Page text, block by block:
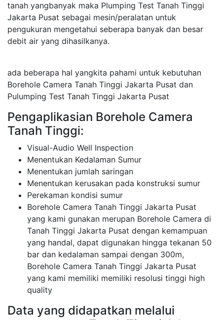
tanah yangbanyak maka Plumping Test Tanah Tinggi
Jakarta Pusat sebagai mesin/peralatan untuk
pengukuran mengetahui seberapa banyak dan besar
debit air yang dihasilkanya.
ada beberapa hal yangkita pahami untuk kebutuhan
Borehole Camera Tanah Tinggi Jakarta Pusat dan
Pulumping Test Tanah Tinggi Jakarta Pusat
Pengaplikasian Borehole Camera
Tanah Tinggi:
Visual-Audio Well Inspection
Menentukan Kedalaman Sumur
Menentukan jumlah saringan
Menentukan kerusakan pada konstruksi sumur
Perekaman kondisi sumur
Borehole Camera Tanah Tinggi Jakarta Pusat
yang kami gunakan merupan Borehole Camera di
Tanah Tinggi Jakarta Pusat dengan kemampuan
yang handal, dapat digunakan hingga tekanan 50
bar dan kedalaman sampai dengan 300m,
Borehole Camera Tanah Tinggi Jakarta Pusat
yang kami memiliki memiliki resolusi tinggi high
quality
Data yang didapatkan melalui